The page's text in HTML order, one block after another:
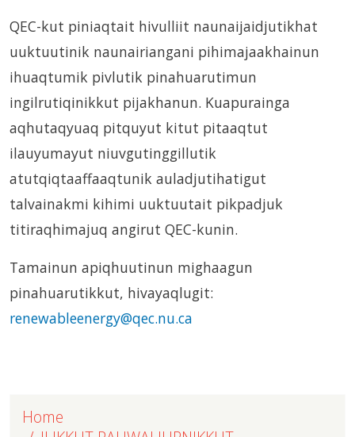
QEC-kut piniaqtait hivulliit naunaijaidjutikhat
uuktuutinik naunairiangani pihimajaakhainun
ihuaqtumik pivlutik pinahuarutimun
ingilrutiqinikkut pijakhanun. Kuapurainga
aqhutaqyuaq pitquyut kitut pitaaqtut
ilauyumayut niuvgutinggillutik
atutqiqtaaffaaqtunik auladjutihatigut
talvainakmi kihimi uuktuutait pikpadjuk
titiraqhimajuq angirut QEC-kunin.
Tamainun apiqhuutinun mighaagun
pinahuarutikkut, hivayaqlugit:
renewableenergy@qec.nu.ca
Home